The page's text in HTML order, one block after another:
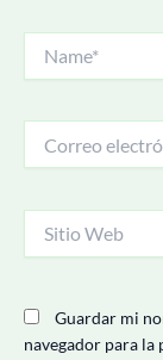
electrónico*
Web
Guardar mi
navegador para la